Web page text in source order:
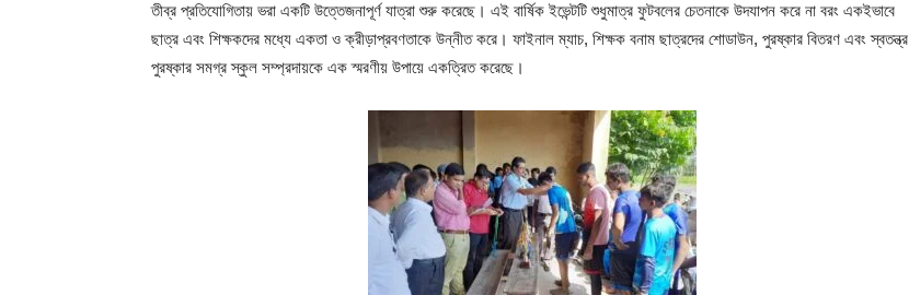
তীব্র প্রতিযোগিতায় ভরা একটি উত্তেজনাপূর্ণ যাত্রা শুরু করেছে। এই বার্ষিক ইভেন্টটি শুধুমাত্র ফুটবলের চেতনাকে উদযাপন করে না বরং একইভাবে
ছাত্র এবং শিক্ষকদের মধ্যে একতা ও ক্রীড়াপ্রবণতাকে উন্নীত করে। ফাইনাল ম্যাচ, শিক্ষক বনাম ছাত্রদের শোডাউন, পুরষ্কার বিতরণ এবং স্বতন্ত্র
পুরষ্কার সমগ্র স্কুল সম্প্রদায়কে এক স্মরণীয় উপায়ে একত্রিত করেছে।